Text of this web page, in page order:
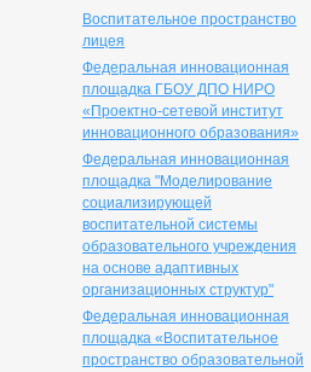
Воспитательное пространство
лицея
Федеральная инновационная
площадка ГБОУ ДПО НИРО
«Проектно-сетевой институт
инновационного образования»
Федеральная инновационная
площадка "Моделирование
социализирующей
воспитательной системы
образовательного учреждения
на основе адаптивных
организационных структур"
Федеральная инновационная
площадка «Воспитательное
пространство образовательной